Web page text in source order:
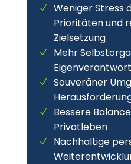
Weniger Stress
Prioritäten und
Zielsetzung
Mehr
Souveräner
Bessere
Privatleben
Nachhaltige